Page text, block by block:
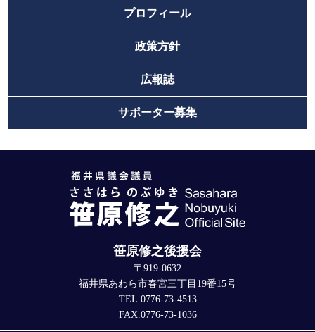
プロフィール
政策方針
広報誌
サポーター募集
笹原修之後援会
〒919-0632
福井県あわら市春宮三丁目19番15号
TEL.0776-73-4513
FAX.0776-73-1036